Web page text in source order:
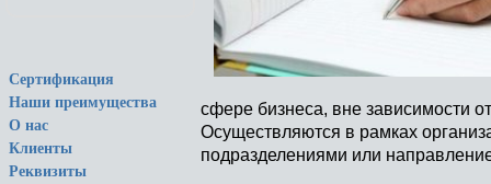
Сертификация
Наши преимущества
О нас
Клиенты
Реквизиты
сфере бизнеса, вне зависимости
Осуществляются в рамках
подразделениями или